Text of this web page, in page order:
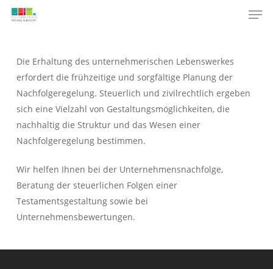
Skip
Die Erhaltung des unternehmerischen Lebenswerkes
erfordert die frühzeitige und sorgfältige Planung der
Nachfolgeregelung. Steuerlich und zivilrechtlich ergeben
sich eine Vielzahl von Gestaltungsmöglichkeiten, die
nachhaltig die Struktur und das Wesen einer
Nachfolgeregelung bestimmen.
Wir helfen Ihnen bei der Unternehmensnachfolge,
Beratung der steuerlichen Folgen einer
Testamentsgestaltung sowie bei
Unternehmensbewertungen.